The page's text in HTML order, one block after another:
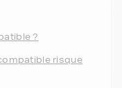
?
risque